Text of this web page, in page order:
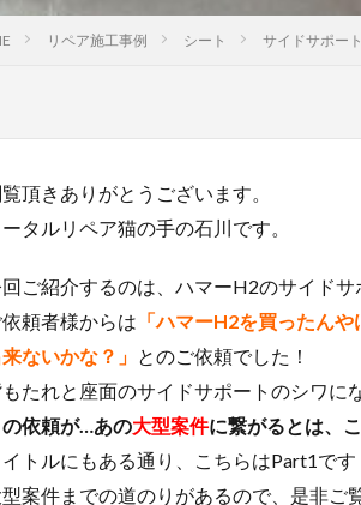
リペア施工事例 シート サイドサポー
頂きありがとうございます。
ータルリペア猫の手の石川です。
ご紹介するのは、ハマーH2のサイド
依頼者様からは 「ハマーH2を買ったん
ないかな？」 とのご依頼でした！
たれと座面のサイドサポートのシワに
の依頼が…あの大型案件に繋がるとは、
イトルにもある通り、こちらはPart1です
案件までの道のりがあるので、是非ご